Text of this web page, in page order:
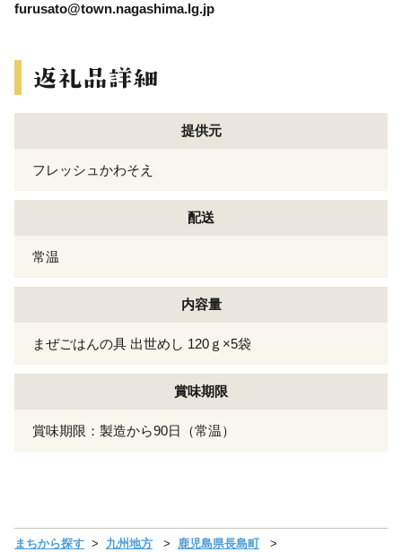
furusato@town.nagashima.lg.jp
提供元
フレッシュかわそえ
配送
常温
内容量
まぜごはんの具 出世めし 120ｇ×5袋
賞味期限
賞味期限：製造から90日（常温）
まちから探す 九州地方
鹿児島県長島町